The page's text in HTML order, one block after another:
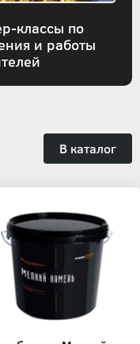
классы по
и работы
В каталог